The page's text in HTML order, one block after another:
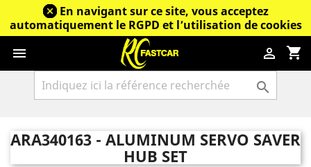
En navigant sur ce site, vous acceptez
automatiquement le RGPD et l’utilisation de cookies
 shopping_cart


ARA340163 - ALUMINUM SERVO SAVER
HUB SET